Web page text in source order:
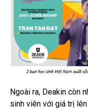
Ngoài ra, Deakin còn
sinh viên với giá trị